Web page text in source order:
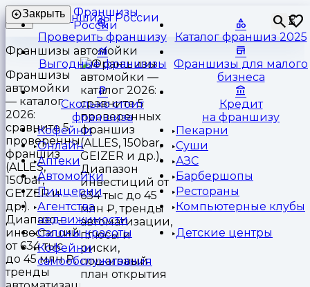
Франшизы
России
⏳
Закрыть
Проверить франшизу Каталог франшиз 2025
Выгодные франшизы
Франшизы для малого
бизнеса
Сколько стоит
франшиза
Кредит
на франшизу
Кофейни
Пекарни
Онлайн
Суши
Аптеки
АЗС
Автомойки
Барбершопы
Пиццерии
Рестораны
Агентства
недвижимости
Компьютерные клубы
Салоны красоты
Детские центры
Кофейни
самообслуживания
Франшизы автомойки
Франшизы
автомойки
— каталог
2026:
сравните 5
проверенных
франшиз
(ALLES,
150bar,
GEIZER и
др.).
Диапазон
инвестиций
от 634 тыс
до 45 млн ₽,
тренды